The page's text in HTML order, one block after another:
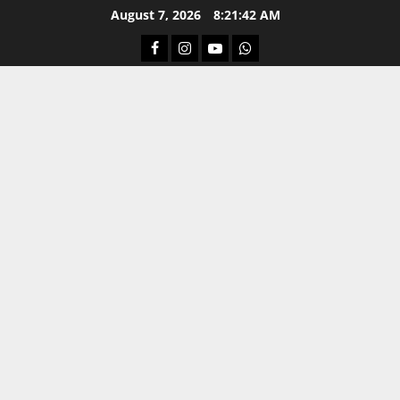
August 7, 2026 8:21:43 AM
Facebook
Instagram
YoutubeWhatsapp